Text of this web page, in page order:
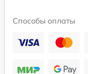
Способы оплаты